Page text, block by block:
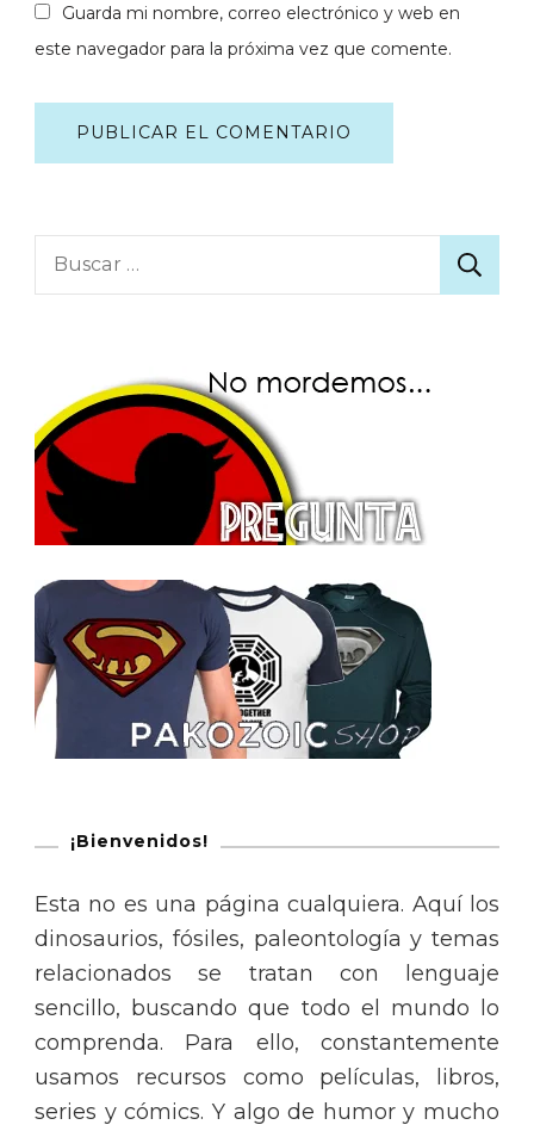
Guarda mi nombre, correo electrónico y web en
este navegador para la próxima vez que comente.
Buscar:
¡Bienvenidos!
Esta no es una página cualquiera. Aquí los
dinosaurios, fósiles, paleontología y temas
relacionados se tratan con lenguaje
sencillo, buscando que todo el mundo lo
comprenda. Para ello, constantemente
usamos recursos como películas, libros,
series y cómics. Y algo de humor y mucho